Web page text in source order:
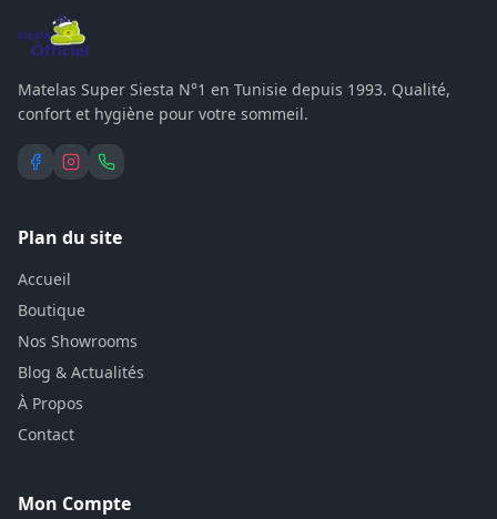
Matelas Super Siesta N°1 en Tunisie depuis 1993. Qualité,
confort et hygiène pour votre sommeil.
Plan du site
Accueil
Boutique
Nos Showrooms
Blog & Actualités
À Propos
Contact
Mon Compte